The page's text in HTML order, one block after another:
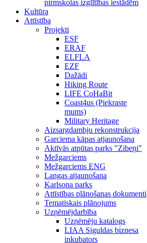
pirmskolas izglītības iestādēm
Kultūra
Attīstība
Projekti
ESF
ERAF
ELFLA
EZF
Dažādi
Hiking Route
LIFE CoHaBit
Coast4us (Piekraste
mums)
Military Heritage
Aizsargdambju rekonstrukcija
Garciema kāpas atjaunošana
Aktīvās atpūtas parks "Zibeņi"
Mežgarciems
Mežgarciems ENG
Langas atjaunošana
Karlsona parks
Attīstības plānošanas dokumenti
Tematiskais plānojums
Uzņēmējdarbība
Uzņēmēju katalogs
LIAA Siguldas biznesa
inkubators